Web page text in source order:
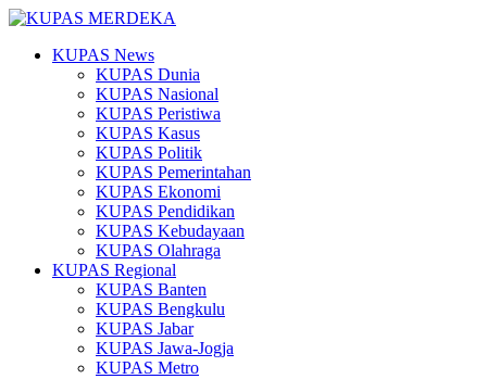
KUPAS News
KUPAS Dunia
KUPAS Nasional
KUPAS Peristiwa
KUPAS Kasus
KUPAS Politik
KUPAS Pemerintahan
KUPAS Ekonomi
KUPAS Pendidikan
KUPAS Kebudayaan
KUPAS Olahraga
KUPAS Regional
KUPAS Banten
KUPAS Bengkulu
KUPAS Jabar
KUPAS Jawa-Jogja
KUPAS Metro